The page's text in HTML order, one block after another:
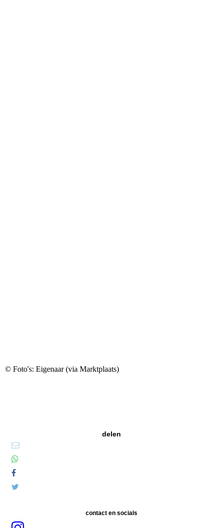
© Foto's: Eigenaar (via Marktplaats)
delen
contact en socials